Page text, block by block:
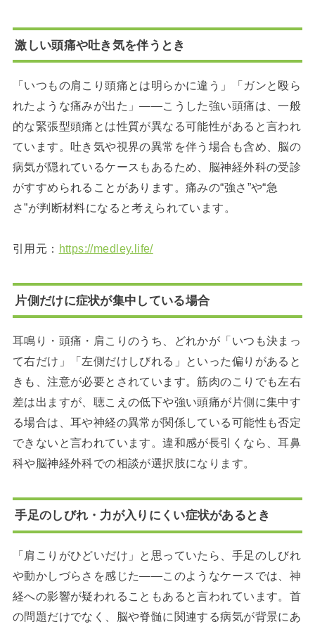
激しい頭痛や吐き気を伴うとき
「いつもの肩こり頭痛とは明らかに違う」「ガンと殴ら
れたような痛みが出た」――こうした強い頭痛は、一般
的な緊張型頭痛とは性質が異なる可能性があると言われ
ています。吐き気や視界の異常を伴う場合も含め、脳の
病気が隠れているケースもあるため、脳神経外科の受診
がすすめられることがあります。痛みの“強さ”や“急
さ”が判断材料になると考えられています。
引用元： https://medley.life/
片側だけに症状が集中している場合
耳鳴り・頭痛・肩こりのうち、どれかが「いつも決まっ
て右だけ」「左側だけしびれる」といった偏りがあると
きも、注意が必要とされています。筋肉のこりでも左右
差は出ますが、聴こえの低下や強い頭痛が片側に集中す
る場合は、耳や神経の異常が関係している可能性も否定
できないと言われています。違和感が長引くなら、耳鼻
科や脳神経外科での相談が選択肢になります。
手足のしびれ・力が入りにくい症状があるとき
「肩こりがひどいだけ」と思っていたら、手足のしびれ
や動かしづらさを感じた――このようなケースでは、神
経への影響が疑われることもあると言われています。首
の問題だけでなく、脳や脊髄に関連する病気が背景にあ